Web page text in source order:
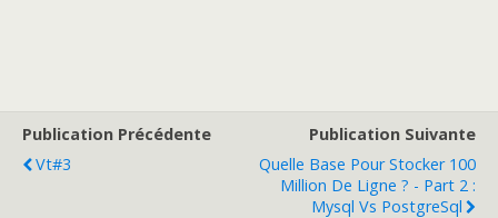
Publication Précédente
Vt#3
Publication Suivante
Quelle Base Pour Stocker 100
Million De Ligne ? - Part 2 :
Mysql Vs PostgreSql